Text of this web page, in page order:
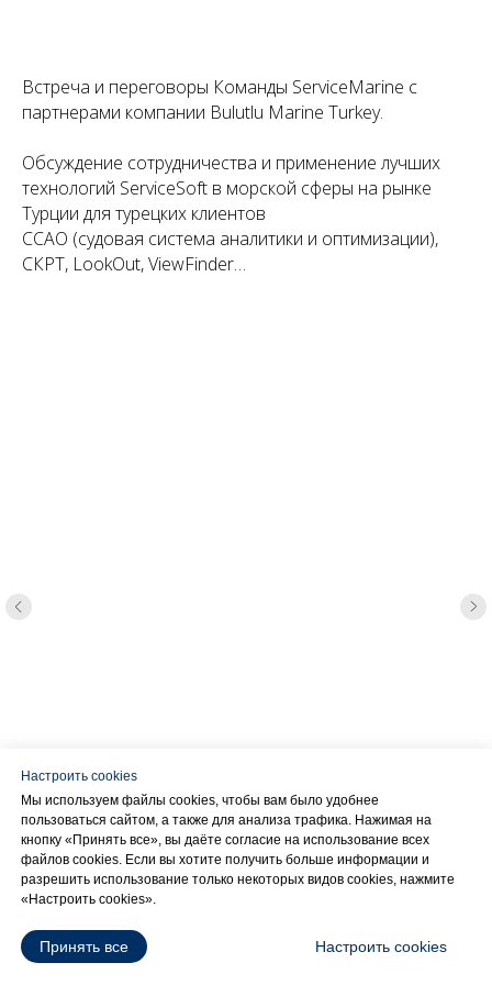
ГЛАВНАЯ
Настроить cookies
Мы используем файлы cookies, чтобы вам было удобнее
пользоваться сайтом, а также для анализа трафика. Нажимая на
кнопку «Принять все», вы даёте согласие на использование всех
файлов cookies. Если вы хотите получить больше информации и
разрешить использование только некоторых видов cookies, нажмите
«Настроить cookies».
Принять все Настроить cookies
Встреча и переговоры Команды ServiceMarine с
партнерами компании Bulutlu Marine Turkey.
Обсуждение сотрудничества и применение лучших
технологий ServiceSoft в морской сферы на рынке
Турции для турецких клиентов
ССАО (судовая система аналитики и оптимизации),
СКРТ, LookOut, ViewFinder…